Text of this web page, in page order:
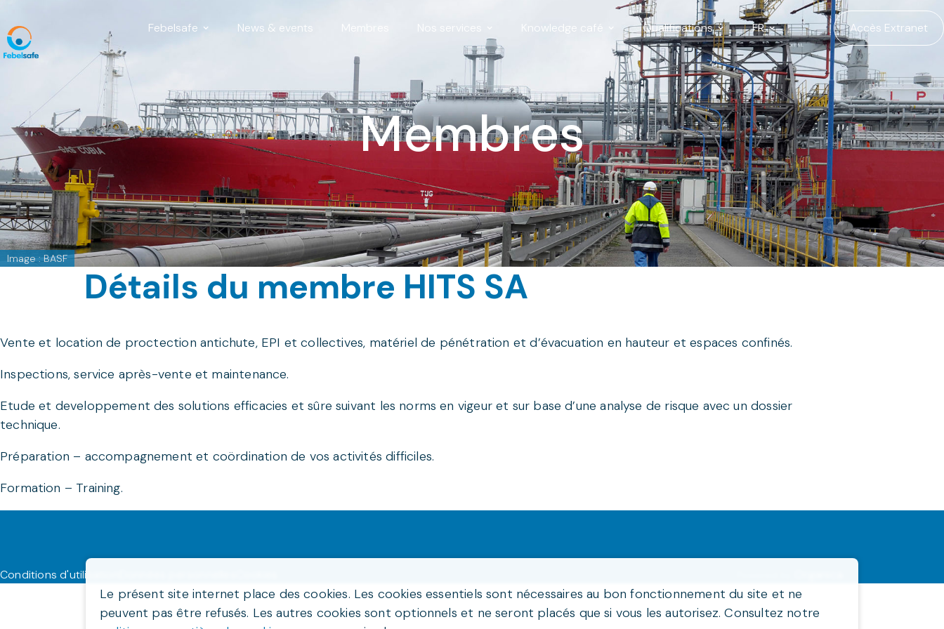
Febelsafe News & events Membres Nos services Knowledge café Qualifications FR Accès Extranet
Membres
Image : BASF
Détails du membre HITS SA
Vente et location de proctection antichute, EPI et collectives, matériel de pénétration et d’évacuation en hauteur et espaces confinés.
Inspections, service après-vente et maintenance.
Etude et developpement des solutions efficacies et sûre suivant les norms en vigeur et sur base d’une analyse de risque avec un dossier
technique.
Préparation – accompagnement et coördination de vos activités difficiles.
Formation – Training.
Conditions d'utilisation
Le présent site internet place des cookies. Les cookies essentiels sont nécessaires au bon fonctionnement du site et ne
peuvent pas être refusés. Les autres cookies sont optionnels et ne seront placés que si vous les autorisez. Consultez notre